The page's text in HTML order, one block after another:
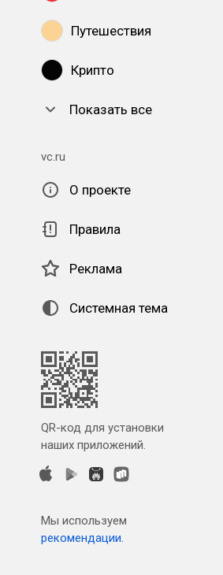
Путешествия
Крипто
Показать все
vc.ru
О проекте
Правила
Реклама
Системная тема
QR-код для установки
наших приложений.
Мы используем
рекомендации.